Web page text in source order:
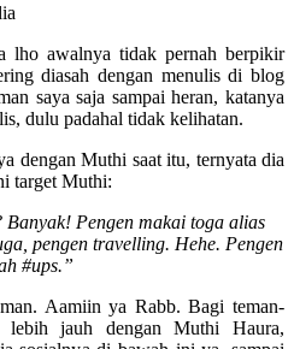
lho awalnya tidak pernah berpikir
diasah dengan menulis di blog
saya saja sampai heran, katanya
dulu padahal tidak kelihatan.
dengan Muthi saat itu, ternyata dia
target Muthi:
Banyak! Pengen makai toga alias
pengen travelling. Hehe. Pengen
#ups.”
Aamiin ya Rabb. Bagi teman-
lebih jauh dengan Muthi Haura,